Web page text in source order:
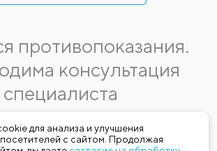
для анализа и улучшения
с сайтом. Продолжая
противопоказания.
консультация
специалиста
не является публичной офертой.
и спектр услуг могут меняться.